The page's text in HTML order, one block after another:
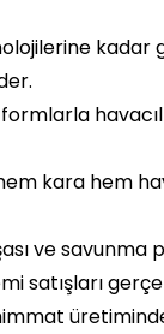
kadar
kara hem
ve savunma
satışları